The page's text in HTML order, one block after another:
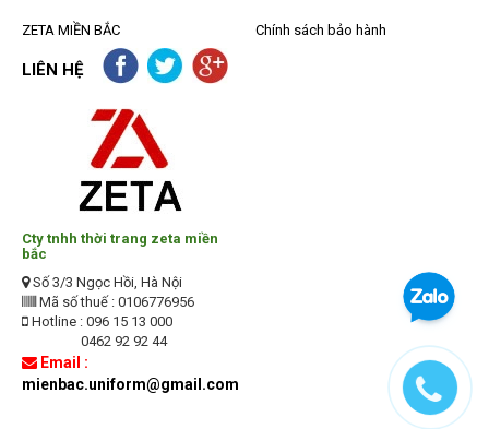
ZETA MIỀN BẮC Chính sách bảo hành
LIÊN HỆ
Cty tnhh thời trang zeta miền
bắc
Số 3/3 Ngọc Hồi, Hà Nội
Mã số thuế : 0106776956
Hotline : 096 15 13 000
0462 92 92 44
Email :
mienbac.uniform@gmail.com